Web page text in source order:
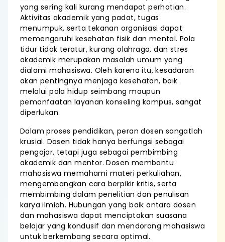
yang sering kali kurang mendapat perhatian.
Aktivitas akademik yang padat, tugas
menumpuk, serta tekanan organisasi dapat
memengaruhi kesehatan fisik dan mental. Pola
tidur tidak teratur, kurang olahraga, dan stres
akademik merupakan masalah umum yang
dialami mahasiswa. Oleh karena itu, kesadaran
akan pentingnya menjaga kesehatan, baik
melalui pola hidup seimbang maupun
pemanfaatan layanan konseling kampus, sangat
diperlukan.
Dalam proses pendidikan, peran dosen sangatlah
krusial. Dosen tidak hanya berfungsi sebagai
pengajar, tetapi juga sebagai pembimbing
akademik dan mentor. Dosen membantu
mahasiswa memahami materi perkuliahan,
mengembangkan cara berpikir kritis, serta
membimbing dalam penelitian dan penulisan
karya ilmiah. Hubungan yang baik antara dosen
dan mahasiswa dapat menciptakan suasana
belajar yang kondusif dan mendorong mahasiswa
untuk berkembang secara optimal.